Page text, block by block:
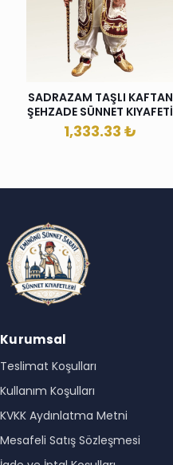
SADRAZAM TAŞLI KAFTAN
ŞEHZADE SÜNNET KIYAFETİ
1,333.33 ₺
Kurumsal
Teslimat Koşulları
Kullanım Koşulları
KVKK Aydınlatma Metni
Mesafeli Satış Sözleşmesi